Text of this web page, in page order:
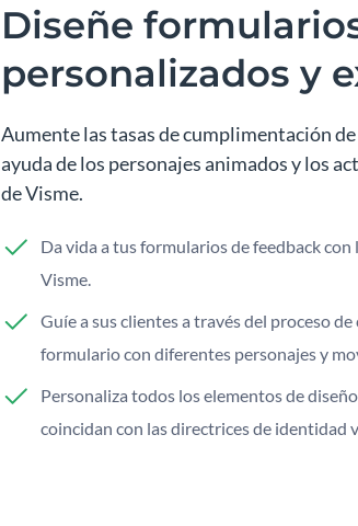
Diseñe
personalizados y
Aumente las tasas de cumplimentación
ayuda de los personajes animados y los
de Visme.
Da vida a tus formularios de feedback
Visme.
Guíe a sus clientes a través del proceso
formulario con diferentes personajes y
Personaliza todos los elementos de
coincidan con las directrices de identidad